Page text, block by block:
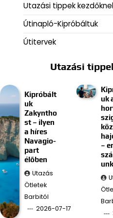
Utazási tippek
Útinapló-Kipróbáltuk
Útitervek
Utazási
Kipróbált
uk
Zakyntho
st – ilyen
a híres
Navagio-
part
élőben
Utazás
Ötletek
Barbitól
2026-07-17
uk
–
unk